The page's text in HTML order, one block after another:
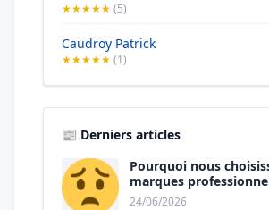
★★★★★ (5)
Caudroy Patrick
★★★★★ (1)
📰 Derniers articles
Pourquoi nous
marques
que le premier prix ?
24/06/2026